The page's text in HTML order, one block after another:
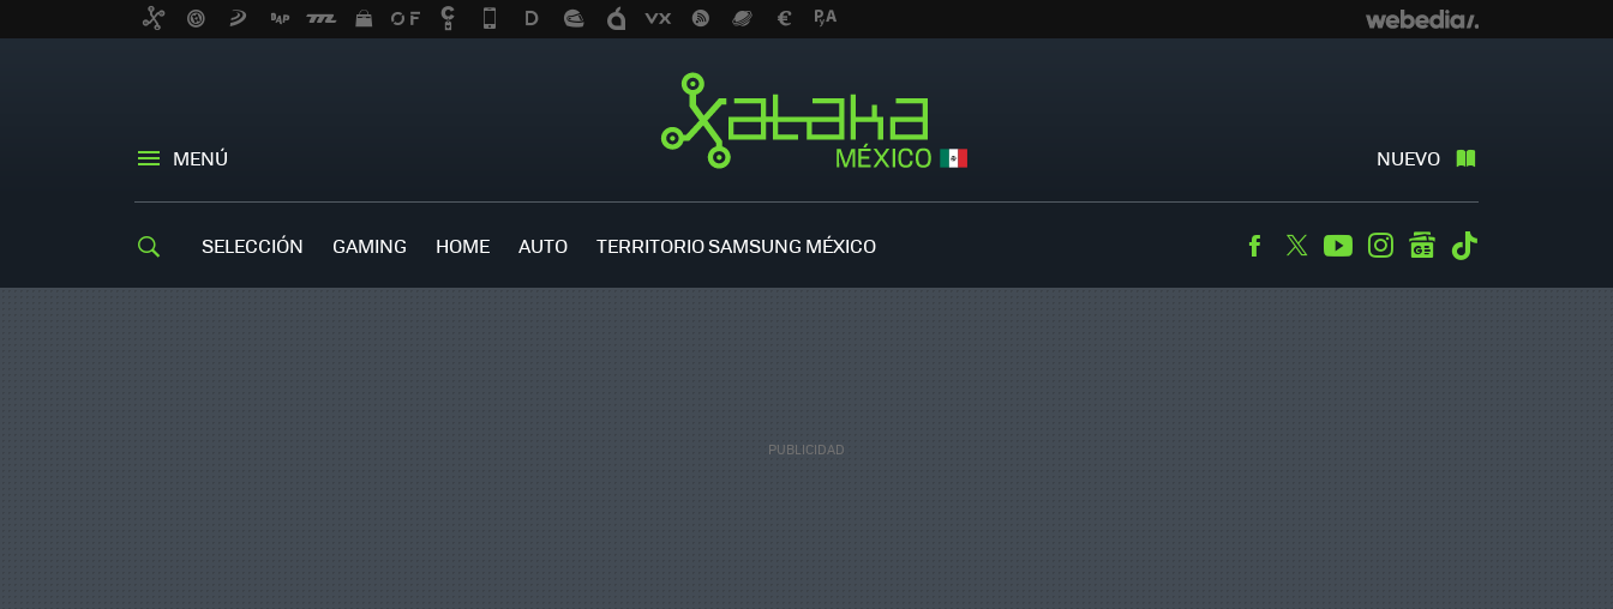
MENÚ NUEVO
SELECCIÓN GAMING HOME AUTO TERRITORIO SAMSUNG MÉXICO Facebook
TwitterYoutubeInstagramgooglenews